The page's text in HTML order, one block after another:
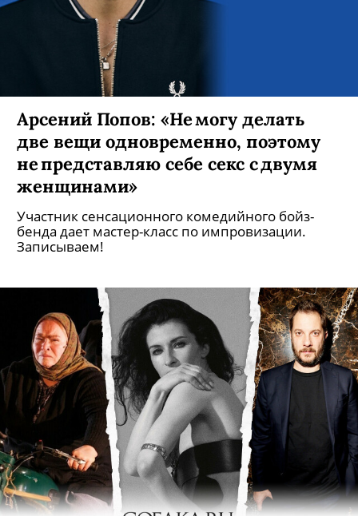
Арсений Попов: «Не могу делать
две вещи одновременно, поэтому
не представляю себе секс с двумя
женщинами»
Участник сенсационного комедийного бойз-
бенда дает мастер-класс по импровизации.
Записываем!